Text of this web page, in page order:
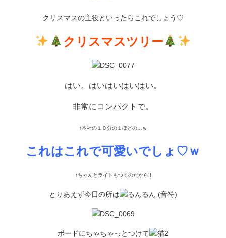
クリスマスの主役といったらこれでしょう♡
クリスマスツリー
はい。はいはいはいはい。
非常にコンパクトで。
↑本社の１０分の１ほどの…ｗ
これはこれで可愛いでしょ♡ｗ
↑ちゃんとライトもつくのだから!!
とりあえず今日の所は
ボードにちゃちゃっとつけて